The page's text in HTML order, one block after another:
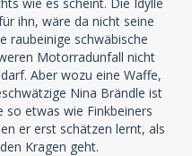
ihn, wäre da nicht seine
raubeinige schwäbische
Motorradunfall nicht
Aber wozu eine Waffe,
Nina Brändle ist
so etwas wie Finkbeiners
er erst schätzen lernt, als
Kragen geht.